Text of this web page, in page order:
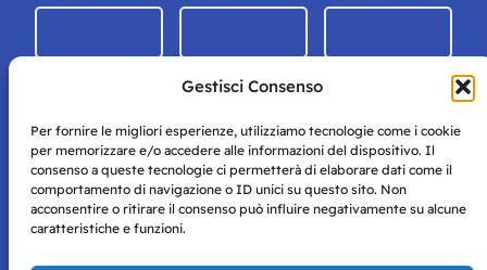
Gestisci Consenso
Per fornire le migliori esperienze, utilizziamo tecnologie come i cookie
per memorizzare e/o accedere alle informazioni del dispositivo. Il
consenso a queste tecnologie ci permetterà di elaborare dati come il
comportamento di navigazione o ID unici su questo sito. Non
acconsentire o ritirare il consenso può influire negativamente su alcune
caratteristiche e funzioni.